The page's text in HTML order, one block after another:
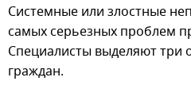
Системные или злостные
самых серьезных проблем
Специалисты выделяют три
граждан.